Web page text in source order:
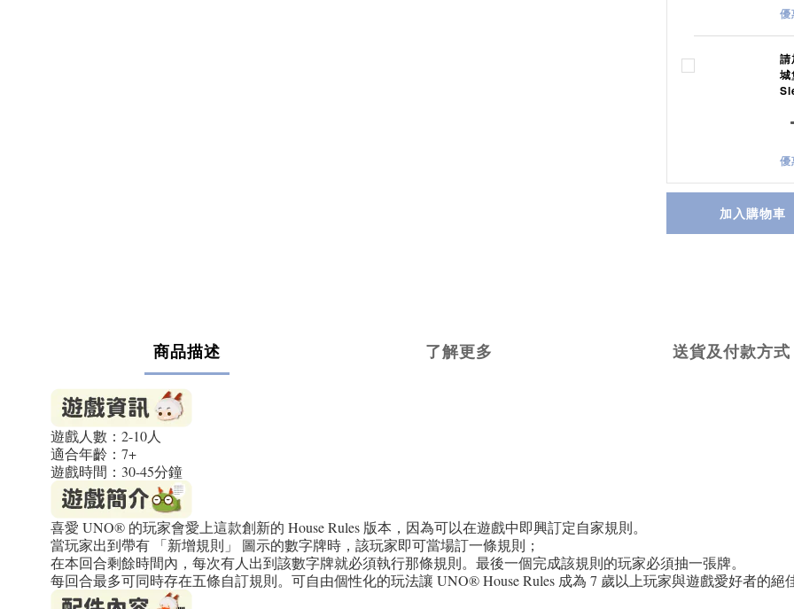
加入購物車
商品描述 了解更多 送貨及付款方式
遊戲人數：2-10人
適合年齡：7+
遊戲時間：30-45分鐘
喜愛 UNO® 的玩家會愛上這款創新的 House Rules 版本，因為可以在遊戲中即興訂定自家規則。
當玩家出到帶有 「新增規則」 圖示的數字牌時，該玩家即可當場訂一條規則；
在本回合剩餘時間內，每次有人出到該數字牌就必須執行那條規則。最後一個完成該規則的玩家必須抽一張牌。
每回合最多可同時存在五條自訂規則。可自由個性化的玩法讓 UNO® House Rules 成為 7 歲以上玩家與遊戲愛好者的絕